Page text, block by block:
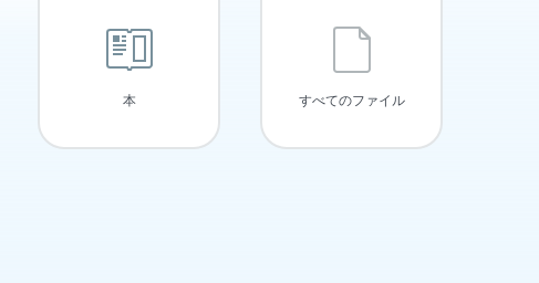
本 すべてのファイル